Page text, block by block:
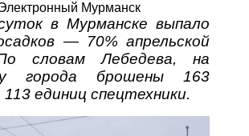
Мурманск
в Мурманске выпало
— 70% апрельской
словам Лебедева, на
города брошены 163
113 единиц спецтехники.